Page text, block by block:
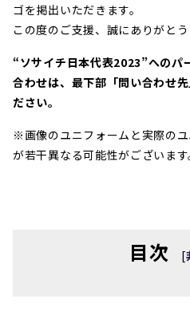
ゴを掲出いただきます。
この度のご支援、誠にありがとう
“ソサイチ日本代表2023”へのパ
合わせは、最下部「問い合わせ
ださい。
※画像のユニフォームと実際の
が若干異なる可能性がございます
目次 [